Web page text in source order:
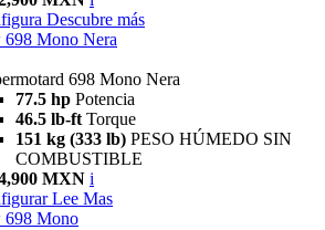
Descubre más
698 Mono Nera
698 Mono Nera
77.5 hp Potencia
46.5 lb-ft Torque
151 kg (333 lb) PESO HÚMEDO SIN
COMBUSTIBLE
MXN i
Lee Mas
698 Mono